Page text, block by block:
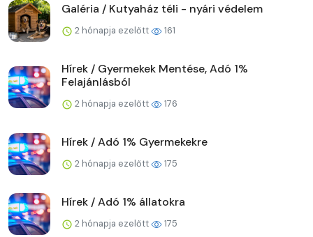
Galéria / Kutyaház téli - nyári védelem
2 hónapja ezelőtt 161
Hírek / Gyermekek Mentése, Adó 1%
Felajánlásból
2 hónapja ezelőtt 176
Hírek / Adó 1% Gyermekekre
2 hónapja ezelőtt 175
Hírek / Adó 1% állatokra
2 hónapja ezelőtt 175